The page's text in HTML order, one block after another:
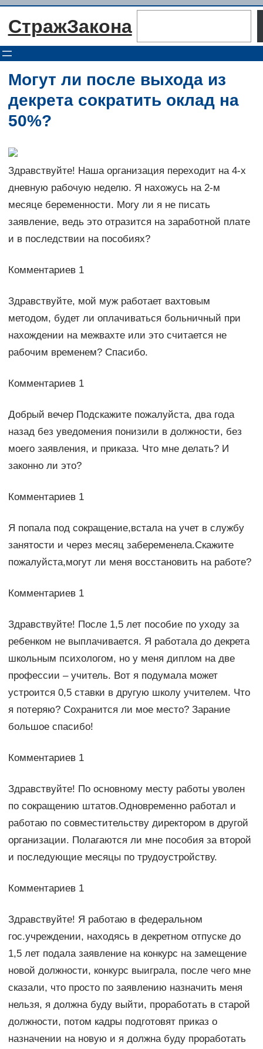
Перейти
СтражЗакона
Могут ли после выхода из
декрета сократить оклад на
50%?
Здравствуйте! Наша организация переходит на 4-х
дневную рабочую неделю. Я нахожусь на 2-м
месяце беременности. Могу ли я не писать
заявление, ведь это отразится на заработной плате
и в последствии на пособиях?
Комментариев 1
Здравствуйте, мой муж работает вахтовым
методом, будет ли оплачиваться больничный при
нахождении на межвахте или это считается не
рабочим временем? Спасибо.
Комментариев 1
Добрый вечер Подскажите пожалуйста, два года
назад без уведомения понизили в должности, без
моего заявления, и приказа. Что мне делать? И
законно ли это?
Комментариев 1
Я попала под сокращение,встала на учет в службу
занятости и через месяц забеременела.Скажите
пожалуйста,могут ли меня восстановить на работе?
Комментариев 1
Здравствуйте! После 1,5 лет пособие по уходу за
ребенком не выплачивается. Я работала до декрета
школьным психологом, но у меня диплом на две
профессии – учитель. Вот я подумала может
устроится 0,5 ставки в другую школу учителем. Что
я потеряю? Сохранится ли мое место? Зарание
большое спасибо!
Комментариев 1
Здравствуйте! По основному месту работы уволен
по сокращению штатов.Одновременно работал и
работаю по совместительству директором в другой
организации. Полагаются ли мне пособия за второй
и последующие месяцы по трудоустройству.
Комментариев 1
Здравствуйте! Я работаю в федеральном
гос.учреждении, находясь в декретном отпуске до
1,5 лет подала заявление на конкурс на замещение
новой должности, конкурс выиграла, после чего мне
сказали, что просто по заявлению назначить меня
нельзя, я должна буду выйти, проработать в старой
должности, потом кадры подготовят приказ о
назначении на новую и я должна буду проработать